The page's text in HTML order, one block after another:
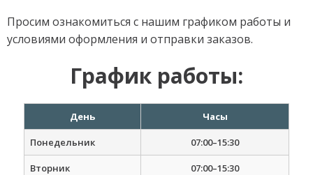
Просим ознакомиться с нашим графиком работы и
условиями оформления и отправки заказов.
График работы:
День Часы
Понедельник 07:00–15:30
Вторник 07:00–15:30